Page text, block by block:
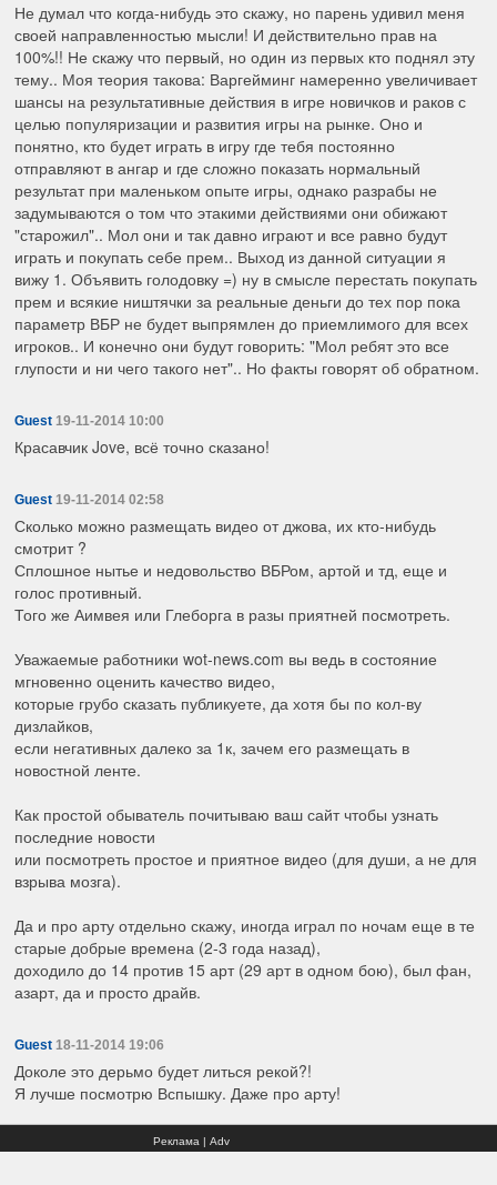
Не думал что когда-нибудь это скажу, но парень удивил меня
своей направленностью мысли! И действительно прав на
100%!! Не скажу что первый, но один из первых кто поднял эту
тему.. Моя теория такова: Варгейминг намеренно увеличивает
шансы на результативные действия в игре новичков и раков с
целью популяризации и развития игры на рынке. Оно и
понятно, кто будет играть в игру где тебя постоянно
отправляют в ангар и где сложно показать нормальный
результат при маленьком опыте игры, однако разрабы не
задумываются о том что этакими действиями они обижают
"старожил".. Мол они и так давно играют и все равно будут
играть и покупать себе прем.. Выход из данной ситуации я
вижу 1. Объявить голодовку =) ну в смысле перестать покупать
прем и всякие ништячки за реальные деньги до тех пор пока
параметр ВБР не будет выпрямлен до приемлимого для всех
игроков.. И конечно они будут говорить: "Мол ребят это все
глупости и ни чего такого нет".. Но факты говорят об обратном.
Guest 19-11-2014 10:00
Красавчик Jove, всё точно сказано!
Guest 19-11-2014 02:58
Сколько можно размещать видео от джова, их кто-нибудь
смотрит ?
Сплошное нытье и недовольство ВБРом, артой и тд, еще и
голос противный.
Того же Аимвея или Глеборга в разы приятней посмотреть.
Уважаемые работники wot-news.com вы ведь в состояние
мгновенно оценить качество видео,
которые грубо сказать публикуете, да хотя бы по кол-ву
дизлайков,
если негативных далеко за 1к, зачем его размещать в
новостной ленте.
Как простой обыватель почитываю ваш сайт чтобы узнать
последние новости
или посмотреть простое и приятное видео (для души, а не для
взрыва мозга).
Да и про арту отдельно скажу, иногда играл по ночам еще в те
старые добрые времена (2-3 года назад),
доходило до 14 против 15 арт (29 арт в одном бою), был фан,
азарт, да и просто драйв.
Guest 18-11-2014 19:06
Доколе это дерьмо будет литься рекой?!
Я лучше посмотрю Вспышку. Даже про арту!
Реклама | Adv